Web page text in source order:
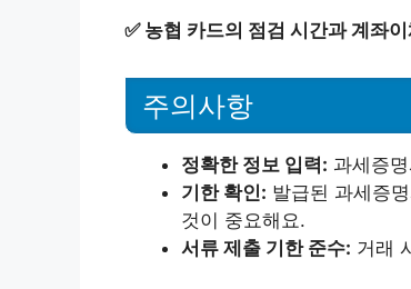
✅ 농협 카드의 점검 시간과 계좌
주의사항
정확한 정보 입력: 과세증
기한 확인: 발급된 과세증
것이 중요해요.
서류 제출 기한 준수: 거래